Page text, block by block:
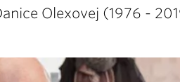
Olexovej (1976 -